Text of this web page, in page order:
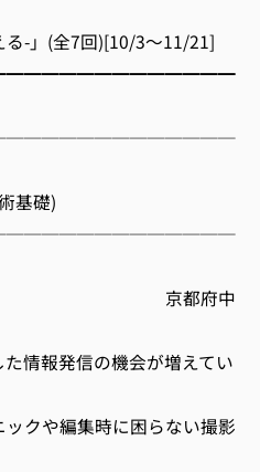
-」(全7回)[10/3～11/21]
基礎)
府中
情報発信の機会が増えてい
クや編集時に困らない撮影